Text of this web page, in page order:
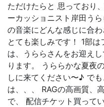
ただけたらと 思っており
ーカッショニスト岸田う
の音楽にどんな感じに合
とても楽しみです！ 1部
は、うららさんをお迎え
ります。 うららかな夏夜
しに来てください〜♪ で
は、、、 RAGの高画質、
で、 配信チケット買って